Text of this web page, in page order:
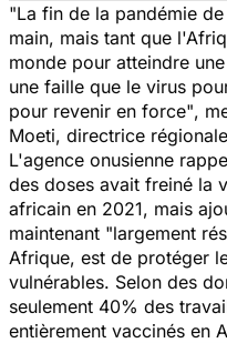
"La fin de la pandémie
main, mais tant que
monde pour atteindre
une faille que le virus
pour revenir en force",
Moeti, directrice
L'agence onusienne
des doses avait freiné la
africain en 2021, mais
maintenant "largement
Afrique, est de protéger
vulnérables. Selon des
seulement 40% des
entièrement vaccinés en